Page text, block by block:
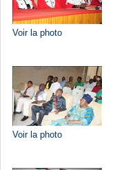
Voir la photo
Voir la photo